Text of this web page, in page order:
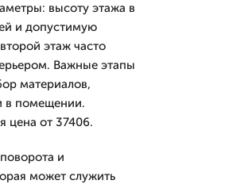
высоту этажа в
и допустимую
этаж часто
Важные этапы
материалов,
в помещении.
цена от 37406.
и
может служить